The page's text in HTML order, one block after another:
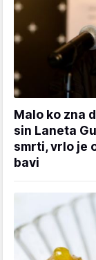
Malo ko zna
sin Laneta
smrti, vrlo je
bavi